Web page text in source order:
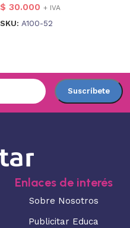
$ 30.000 + IVA
SKU: A100-52
Enlaces de interés
Sobre Nosotros
Publicitar Educa